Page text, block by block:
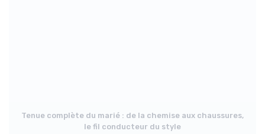
Tenue complète du marié : de la chemise aux chaussures,
le fil conducteur du style